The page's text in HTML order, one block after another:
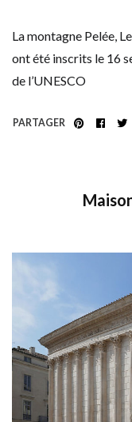
La montagne Pelée,
ont été inscrits le 16
de l’UNESCO
PARTAGER